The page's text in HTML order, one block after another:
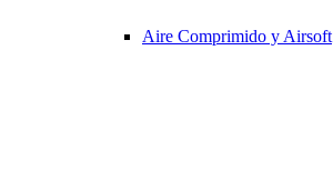
Aire Comprimido y Airsoft